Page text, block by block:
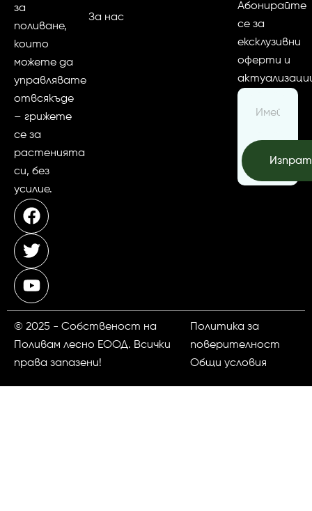
за
поливане,
които
можете да
управлявате
отвсякъде
– грижете
се за
растенията
си, без
усилие.
За нас
Абонирайте
се за
ексклузивни
оферти и
© 2025 - Собственост на
Поливам лесно ЕООД. Всички
права запазени!
Политика за
поверителност
Общи условия